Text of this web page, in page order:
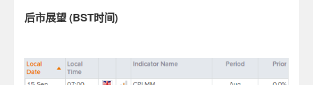
后市展望(BST时间)